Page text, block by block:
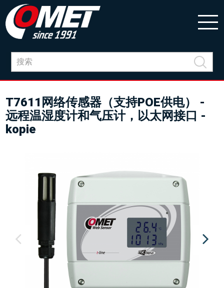
T7611网络传感器（支持POE供电） -
远程温湿度计和气压计，以太网接口 -
kopie